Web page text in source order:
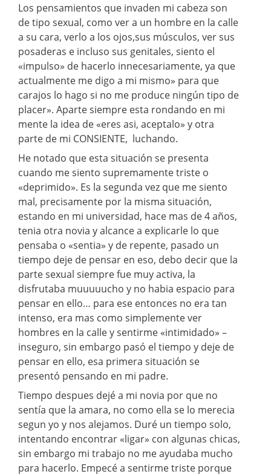
Los pensamientos que invaden mi cabeza son
de tipo sexual, como ver a un hombre en la calle
a su cara, verlo a los ojos,sus músculos, ver sus
posaderas e incluso sus genitales, siento el
«impulso» de hacerlo innecesariamente, ya que
actualmente me digo a mi mismo» para que
carajos lo hago si no me produce ningún tipo de
placer». Aparte siempre esta rondando en mi
mente la idea de «eres asi, aceptalo» y otra
parte de mi CONSIENTE, luchando.
He notado que esta situación se presenta
cuando me siento supremamente triste o
«deprimido». Es la segunda vez que me siento
mal, precisamente por la misma situación,
estando en mi universidad, hace mas de 4 años,
tenia otra novia y alcance a explicarle lo que
pensaba o «sentia» y de repente, pasado un
tiempo deje de pensar en eso, debo decir que la
parte sexual siempre fue muy activa, la
disfrutaba muuuuucho y no habia espacio para
pensar en ello… para ese entonces no era tan
intenso, era mas como simplemente ver
hombres en la calle y sentirme «intimidado» –
inseguro, sin embargo pasó el tiempo y deje de
pensar en ello, esa primera situación se
presentó pensando en mi padre.
Tiempo despues dejé a mi novia por que no
sentía que la amara, no como ella se lo merecia
segun yo y nos alejamos. Duré un tiempo solo,
intentando encontrar «ligar» con algunas chicas,
sin embargo mi trabajo no me ayudaba mucho
para hacerlo. Empecé a sentirme triste porque